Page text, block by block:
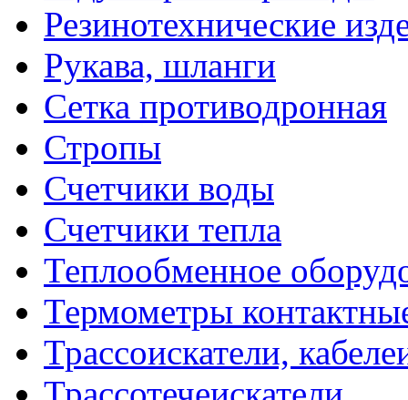
Резинотехнические
Рукава, шланги
Сетка противодронная
Стропы
Счетчики воды
Счетчики тепла
Теплообменное
Термометры
Трассоискатели,